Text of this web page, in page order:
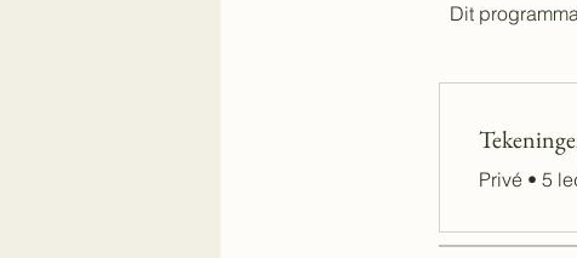
Dit
Privé • 5